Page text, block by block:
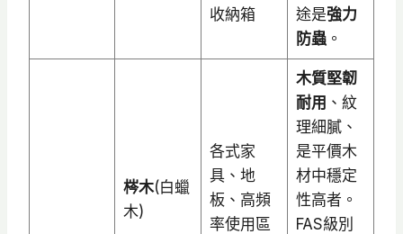
收納箱
途是強力
防蟲。
梣木(白蠟
木)
各式家
具、地
板、高頻
率使用區
木質堅韌
耐用 、紋
理細膩、
是平價木
材中穩定
性高者。
FAS級別